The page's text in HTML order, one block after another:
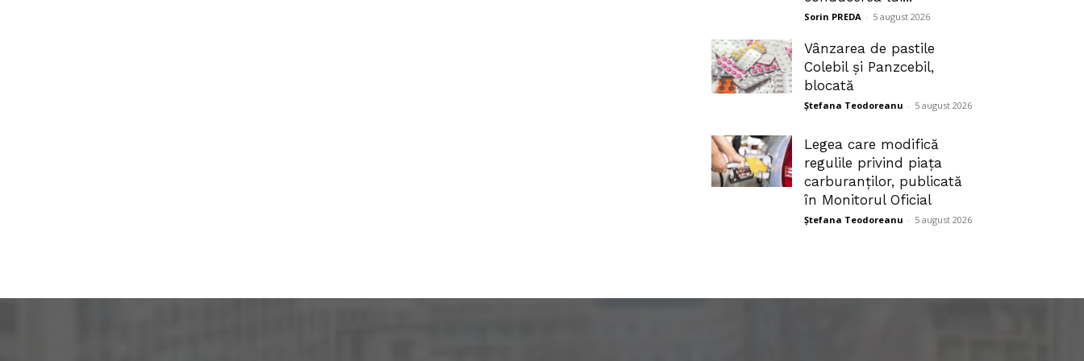
Sorin PREDA - 5 august 2026
Vânzarea de pastile
Colebil și Panzcebil,
blocată
Ștefana Teodoreanu - 5 august 2026
Legea care modifică
regulile privind piața
carburanților, publicată
în Monitorul Oficial
Ștefana Teodoreanu - 5 august 2026